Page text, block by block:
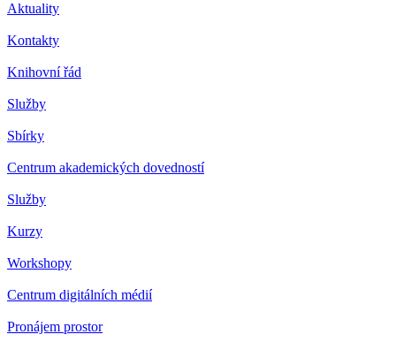
Aktuality
Kontakty
Knihovní řád
Služby
Sbírky
Centrum akademických dovedností
Služby
Kurzy
Workshopy
Centrum digitálních médií
Pronájem prostor